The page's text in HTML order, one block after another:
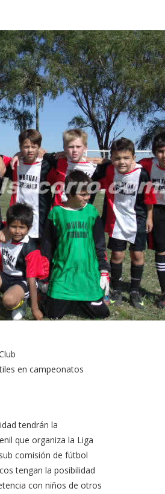
en campeonatos
tendrán la
que organiza la Liga
comisión de fútbol
tengan la posibilidad
con niños de otros